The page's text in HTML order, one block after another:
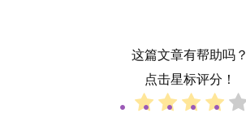
这篇文章有帮助吗？
点击星标评分！